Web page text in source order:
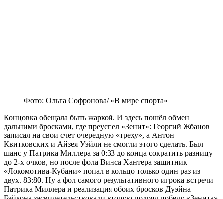
Фото: Ольга Софронова/ «В мире спорта»
Концовка обещала быть жаркой. И здесь пошёл обмен
дальними бросками, где преуспел «Зенит»: Георгий Жбанов
записал на свой счёт очередную «трёху», а Антон
Квитковских и Айзея Уэйли не смогли этого сделать. Был
шанс у Патрика Миллера за 0:33 до конца сократить разницу
до 2-х очков, но после фола Винса Хантера защитник
«Локомотива-Кубани» попал в кольцо только один раз из
двух. 83:80. Ну а фол самого результативного игрока встречи
Патрика Миллера и реализация обоих бросков Дуэйна